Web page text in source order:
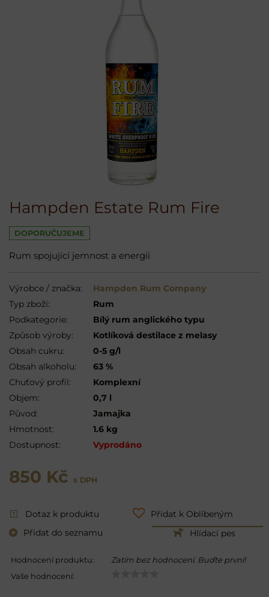
Hampden Estate Rum Fire
DOPORUČUJEME
Rum spojující jemnost a energii
Výrobce / značka:
Hampden Rum Company
Typ zboží:
Rum
Podkategorie:
Bílý rum anglického typu
Způsob výroby:
Kotlíková destilace z melasy
Obsah cukru:
0-5 g/l
Obsah alkoholu:
63 %
Chuťový profil:
Komplexní
Objem:
0,7 l
Původ:
Jamajka
Hmotnost:
1.6 kg
Dostupnost:
Vyprodáno
850 Kč s DPH
Dotaz k produktu
Přidat k Oblíbeným
Přidat do seznamu
Hlídací pes
Hodnocení produktu:
Zatím bez hodnocení. Buďte první!
Vaše hodnocení: